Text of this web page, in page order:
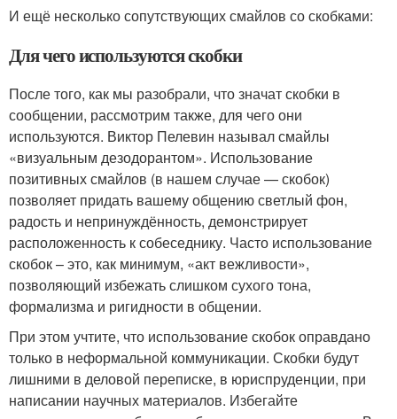
И ещё несколько сопутствующих смайлов со скобками:
Для чего используются скобки
После того, как мы разобрали, что значат скобки в
сообщении, рассмотрим также, для чего они
используются. Виктор Пелевин называл смайлы
«визуальным дезодорантом». Использование
позитивных смайлов (в нашем случае — скобок)
позволяет придать вашему общению светлый фон,
радость и непринуждённость, демонстрирует
расположенность к собеседнику. Часто использование
скобок – это, как минимум, «акт вежливости»,
позволяющий избежать слишком сухого тона,
формализма и ригидности в общении.
При этом учтите, что использование скобок оправдано
только в неформальной коммуникации. Скобки будут
лишними в деловой переписке, в юриспруденции, при
написании научных материалов. Избегайте